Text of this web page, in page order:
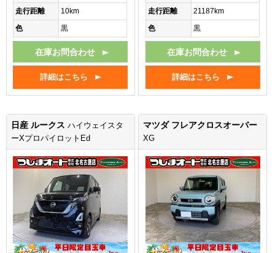
走行距離
10km
色
黒
在庫お問合わせ
詳細はこちら
走行距離
21187km
色
黒
在庫お問合わせ
詳細はこちら
日産 ルークス ハイウェイスタ
ーXプロパイロットEd
マツダ フレアクロスオーバー
XG